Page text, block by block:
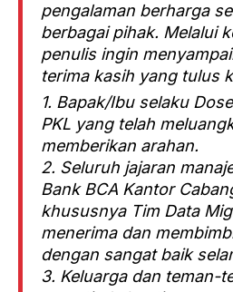
pengalaman berharga
berbagai pihak. Melalui
penulis ingin
terima kasih yang tulus
1. Bapak/Ibu selaku
PKL yang telah
memberikan arahan.
2. Seluruh jajaran
Bank BCA Kantor
khususnya Tim Data
menerima dan
dengan sangat baik
3. Keluarga dan teman-